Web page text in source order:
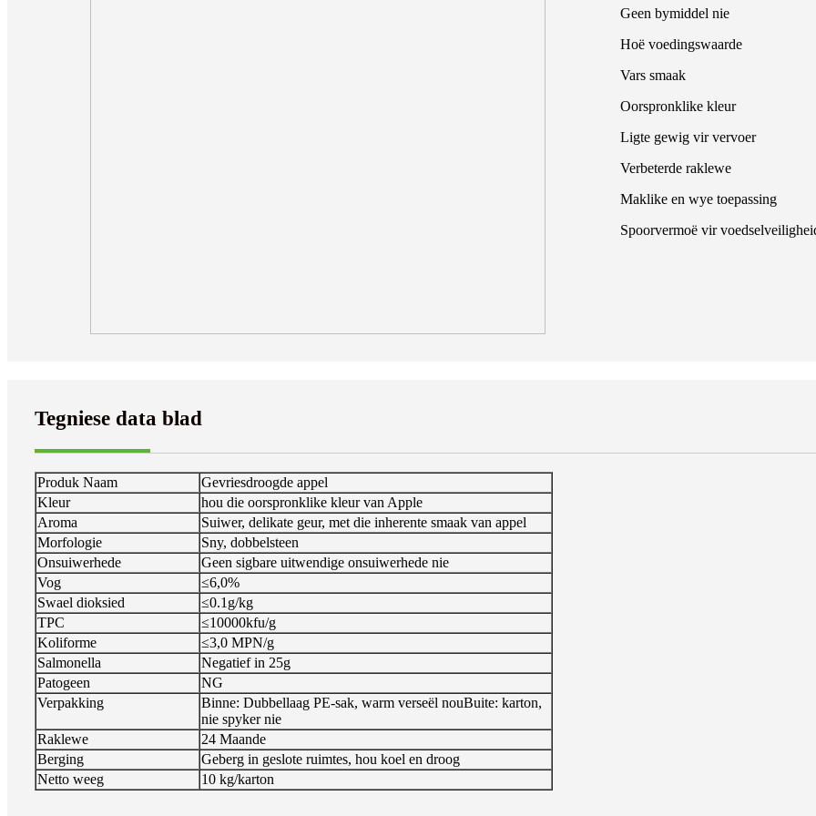
Geen bymiddel nie
Hoë voedingswaarde
Vars smaak
Oorspronklike kleur
Ligte gewig vir vervoer
Verbeterde raklewe
Maklike en wye toepassing
Spoorvermoë vir
Tegniese data blad
Produk Naam
Gevriesdroogde appel
Kleur
hou die oorspronklike kleur van Apple
Aroma
Suiwer, delikate geur, met die inherente smaak van appel
Morfologie
Sny, dobbelsteen
Onsuiwerhede
Geen sigbare uitwendige onsuiwerhede nie
Vog
≤6,0%
Swael dioksied
≤0.1g/kg
TPC
≤10000kfu/g
Koliforme
≤3,0 MPN/g
Salmonella
Negatief in 25g
Patogeen
NG
Verpakking
Binne: Dubbellaag PE-sak, warm verseël nouBuite: karton,
nie spyker nie
Raklewe
24 Maande
Berging
Geberg in geslote ruimtes, hou koel en droog
Netto weeg
10 kg/karton